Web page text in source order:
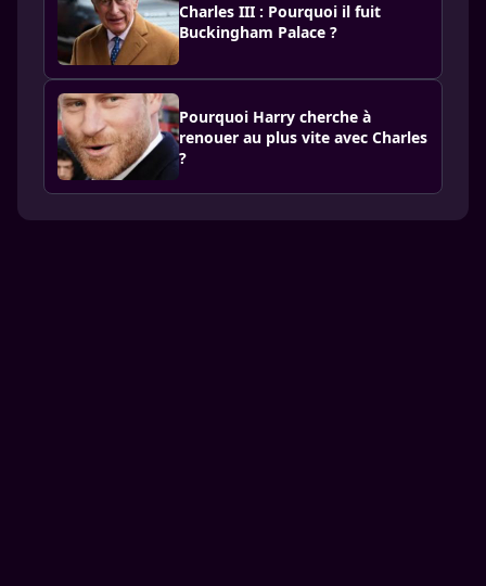
Charles III : Pourquoi il fuit
Buckingham Palace ?
Pourquoi Harry cherche à
renouer au plus vite avec Charles
?